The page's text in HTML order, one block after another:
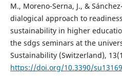
M., Moreno-Serna, J., &
dialogical approach to
sustainability in higher
the sdgs seminars at the
Sustainability (Switzerland),
https://doi.org/10.3390/